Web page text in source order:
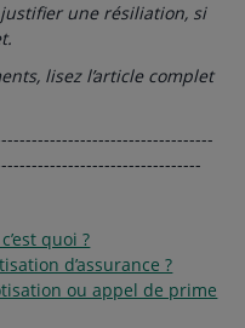
une résiliation, si
lisez l’article complet
quoi ?
d’assurance ?
ou appel de prime